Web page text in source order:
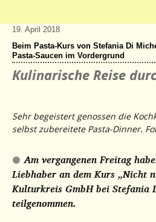
19. April 2018
Beim Pasta-Kurs von Stefania Di
Pasta-Saucen im Vordergrund
Kulinarische Reise
Sehr begeistert genossen die
selbst zubereitete Pasta-Dinner.
Am vergangenen Freitag
Liebhaber an dem Kurs „Nicht
Kulturkreis GmbH bei Stefania
teilgenommen.